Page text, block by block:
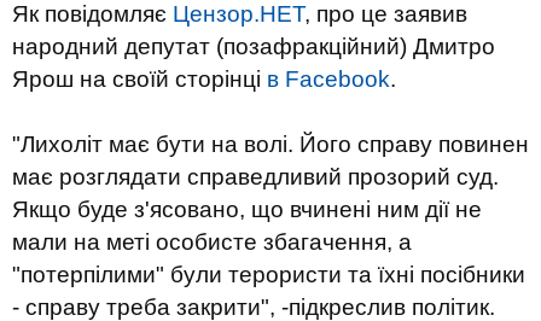
Як повідомляє Цензор.НЕТ, про це заявив
народний депутат (позафракційний) Дмитро
Ярош на своїй сторінці в Facebook.
"Лихоліт має бути на волі. Його справу повинен
має розглядати справедливий прозорий суд.
Якщо буде з'ясовано, що вчинені ним дії не
мали на меті особисте збагачення, а
"потерпілими" були терористи та їхні посібники
- справу треба закрити", -підкреслив політик.